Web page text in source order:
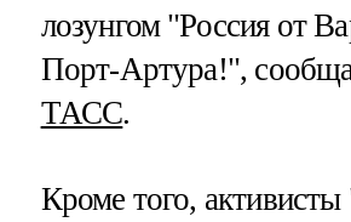
лозунгом "Россия от
Порт-Артура!",
ТАСС.
Кроме того,